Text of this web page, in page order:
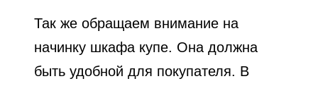
Так же обращаем внимание на
начинку шкафа купе. Она должна
быть удобной для покупателя. В